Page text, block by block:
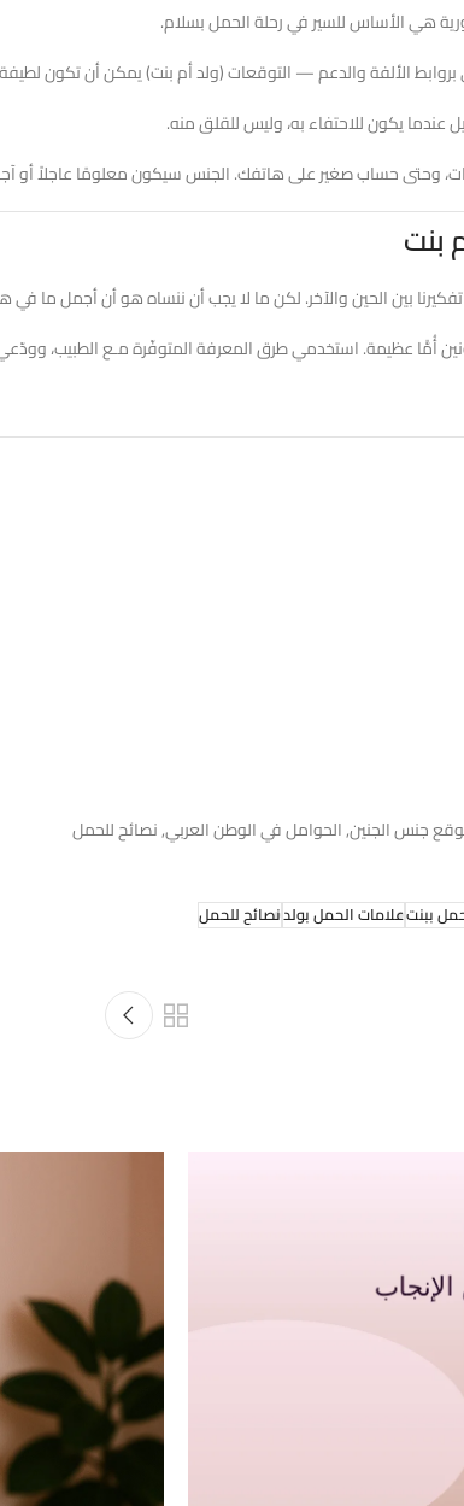
هي الأساس للسير في رحلة الحمل بسلام.
الألفة والدعم — التوقعات (ولد أم بنت) يمكن أن تكون
يكون للاحتفاء به، وليس للقلق منه.
وحتى حساب صغير على هاتفك. الجنس سيكون معلومًا عاجلاً أو
بنت
بين الحين والآخر. لكن ما لا يجب أن ننساه هو أن أجمل ما في
عظيمة. استخدمي طرق المعرفة المتوفّرة مـع الطبيب، وودّعي
جنس الجنين, الحوامل في الوطن العربي, نصائح للحمل
ببنتعلامات الحمل بولدنصائح للحمل